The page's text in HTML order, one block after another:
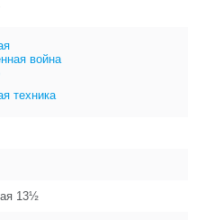
война
техника
13½